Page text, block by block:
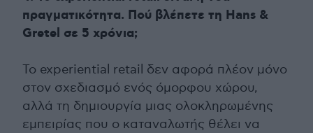
πραγματικότητα. Πού βλέπετε τη Hans &
Gretel σε 5 χρόνια;
Το experiential retail δεν αφορά πλέον μόνο
στον σχεδιασμό ενός όμορφου χώρου,
αλλά τη δημιουργία μιας ολοκληρωμένης
εμπειρίας που ο καταναλωτής θέλει να